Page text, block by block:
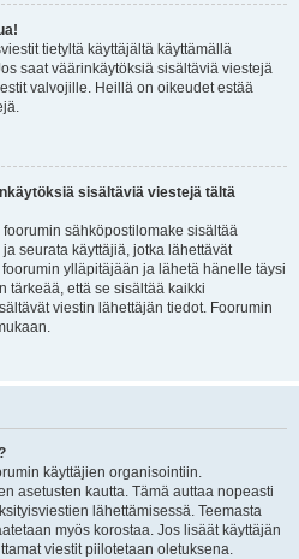
tietyltä käyttäjältä käyttämällä
saat väärinkäytöksiä sisältäviä viestejä
valvojille. Heillä on oikeudet estää
sisältäviä viestejä tältä
sähköpostilomake sisältää
seurata käyttäjiä, jotka lähettävät
ylläpitäjään ja lähetä hänelle täysi
tärkeää, että se sisältää kaikki
viestin lähettäjän tiedot. Foorumin
käyttäjien organisointiin.
asetusten kautta. Tämä auttaa nopeasti
lähettämisessä. Teemasta
myös korostaa. Jos lisäät käyttäjän
viestit piilotetaan oletuksena.